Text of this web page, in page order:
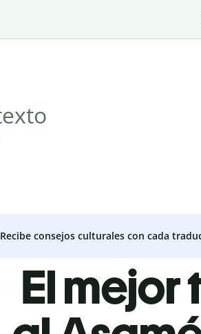
Recibe consejos culturales con cada
El